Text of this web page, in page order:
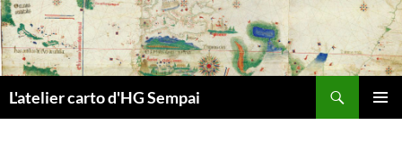
Aller
au
contenu
L'atelier carto d'HG Sempai